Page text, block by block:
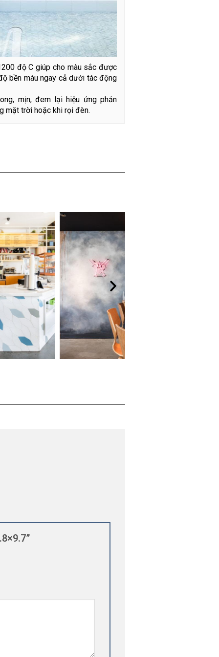
độ C giúp cho màu sắc được
bền màu ngay cả dưới tác động
mịn, đem lại hiệu ứng phản
mặt trời hoặc khi rọi đèn.